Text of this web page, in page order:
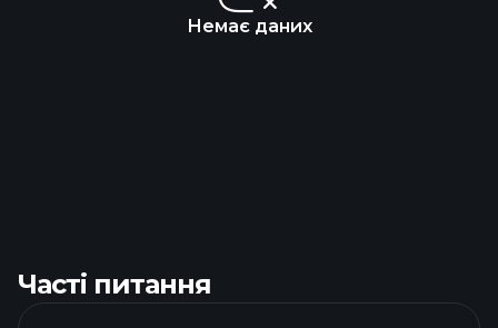
Немає даних
Часті питання